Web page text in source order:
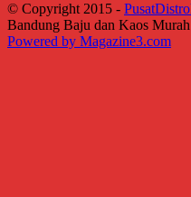
© Copyright 2015 -
Bandung Baju dan Kaos
Powered by Magazine3.com